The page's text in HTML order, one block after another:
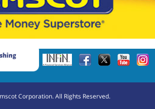
Corporation. All Rights Reserved.